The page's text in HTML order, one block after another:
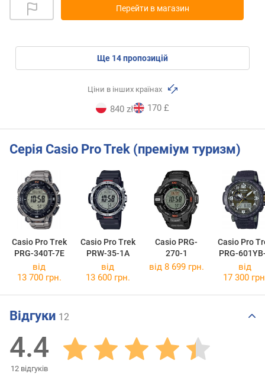
Перейти в магазин
ще 14пропозицій
Ціни в інших країнах
840 zł 170 £
Серія Casio Pro Trek (преміум туризм)
Casio Pro Trek
PRG-340T-7E
Casio Pro Trek
PRW-35-1A
Casio PRG-
270-1
Casio Pro
PRG-
від
13 700 грн.
від
13 600 грн.
від 8 699 грн.
від
17 300
Відгуки 12
4.4
12 відгуків